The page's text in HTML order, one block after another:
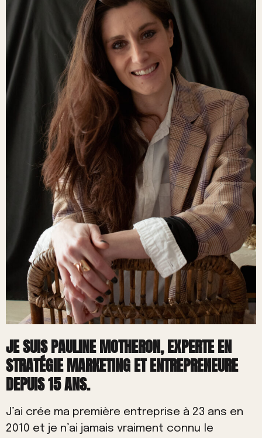
JE SUIS PAULINE MOTHERON, EXPERTE EN
STRATÉGIE MARKETING ET ENTREPRENEURE
DEPUIS 15 ANS.
J’ai crée ma première entreprise à 23 ans en
2010 et je n’ai jamais vraiment connu le